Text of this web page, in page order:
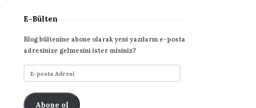
t
S
i
d
e
b
a
c
h
r
E-Bülten
Blog bültenine abone olarak yeni yazıların e-posta
adresinize gelmesini ister misiniz?
E
-
o
Abone ol